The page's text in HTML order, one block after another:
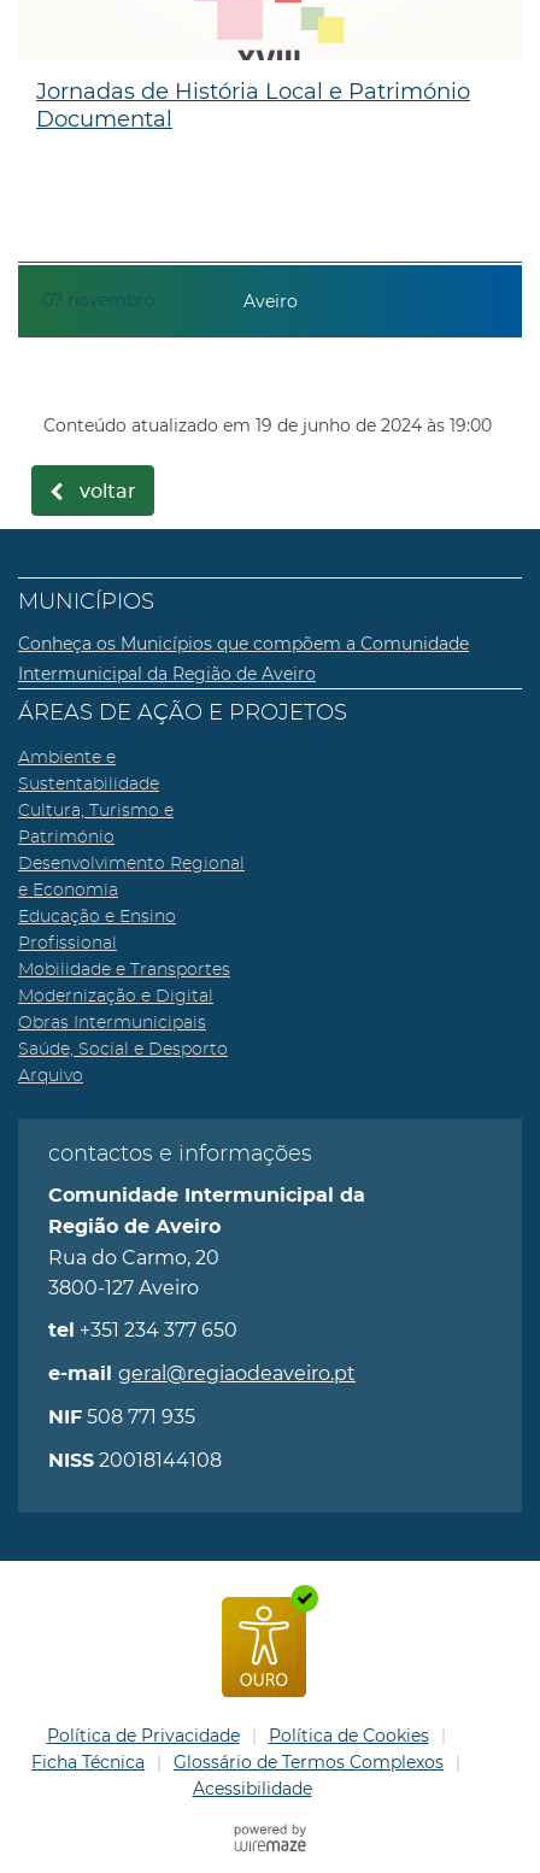
07 novembro
Jornadas de História Local e Património
Documental
Aveiro
Conteúdo atualizado em 19 de junho de 2024 às 19:00
voltar
MUNICÍPIOS
Conheça os Municípios que compõem a Comunidade
Intermunicipal da Região de Aveiro
ÁREAS DE AÇÃO E PROJETOS
Ambiente e
Sustentabilidade
Cultura, Turismo e
Património
Desenvolvimento Regional
e Economia
Educação e Ensino
Profissional
Mobilidade e Transportes
Modernização e Digital
Obras Intermunicipais
Saúde, Social e Desporto
Arquivo
contactos e informações
Comunidade Intermunicipal da
Região de Aveiro
Rua do Carmo, 20
3800-127 Aveiro
tel +351 234 377 650
e-mail geral@regiaodeaveiro.pt
NIF 508 771 935
NISS 20018144108
Política de Privacidade
Política de Cookies
Ficha Técnica
Glossário de Termos Complexos
Acessibilidade